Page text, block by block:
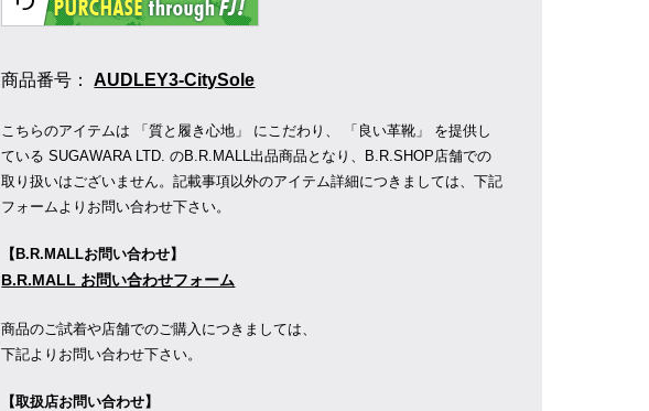
商品番号：AUDLEY3-CitySole
こちらのアイテムは 「質と履き心地」 にこだわり、 「良い革靴」 を提供し
ている SUGAWARA LTD. のB.R.MALL出品商品となり、B.R.SHOP店舗での
取り扱いはございません。記載事項以外のアイテム詳細につきましては、下記
フォームよりお問い合わせ下さい。
【B.R.MALLお問い合わせ】
B.R.MALL お問い合わせフォーム
商品のご試着や店舗でのご購入につきましては、
下記よりお問い合わせ下さい。
【取扱店お問い合わせ】